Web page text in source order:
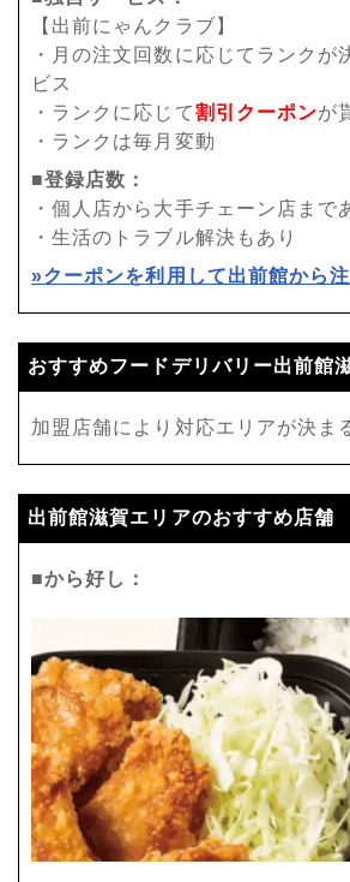
【出前にゃんクラブ】
・月の注文回数に応じてランクが
ビス
・ランクに応じて割引クーポンが
・ランクは毎月変動
■登録店数：
・個人店から大手チェーン店まで
・生活のトラブル解決もあり
»クーポンを利用して出前館から
おすすめフードデリバリー出前館
加盟店舗により対応エリアが決ま
出前館滋賀エリアのおすすめ店舗
■から好し：